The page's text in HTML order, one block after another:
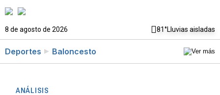
8 de agosto de 2026 81°Lluvias aisladas
Deportes Baloncesto
ANÁLISIS